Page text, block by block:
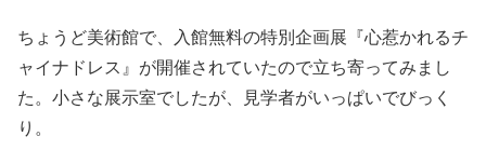
ちょうど美術館で、入館無料の特別企画展『心惹かれるチ
ャイナドレス』が開催されていたので立ち寄ってみまし
た。小さな展示室でしたが、見学者がいっぱいでびっく
り。